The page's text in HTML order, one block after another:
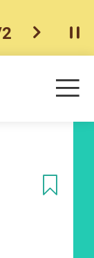
2 下一個開
目